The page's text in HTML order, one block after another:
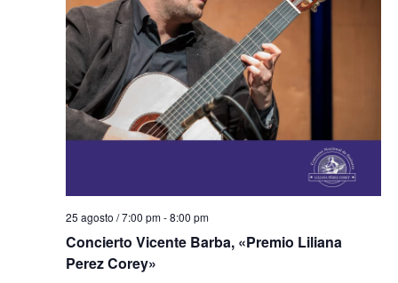
Concierto Vicente Barba, «Premio Liliana
Perez Corey»
25 agosto / 7:00 pm-8:00 pm